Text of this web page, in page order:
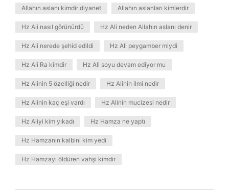
Allahın aslanı kimdir diyanet Allahın aslanları kimlerdir
Hz Ali nasıl görünürdü Hz Ali neden Allahın aslanı denir
Hz Ali nerede şehid edildi Hz Ali peygamber miydi
Hz Ali Ra kimdir Hz Ali soyu devam ediyor mu
Hz Alinin 5 özelliği nedir Hz Alinin ilmi nedir
Hz Alinin kaç eşi vardı Hz Alinin mucizesi nedir
Hz Aliyi kim yıkadı Hz Hamza ne yaptı
Hz Hamzanın kalbini kim yedi
Hz Hamzayı öldüren vahşi kimdir